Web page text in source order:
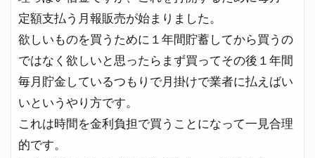
定額支払う月報販売が始まりました。
欲しいものを買うために１年間貯蓄してから買うの
ではなく欲しいと思ったらまず買ってその後１年間
毎月貯金しているつもりで月掛けで業者に払えばい
いというやり方です。
これは時間を金利負担で買うことになって一見合理
的です。